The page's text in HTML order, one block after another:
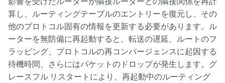
算し、ルーティングテーブルのエントリーを復元し、その
他のプロトコル固有の情報を更新する必要があります。ル
ーターを無防備に再起動すると、転送の遅延、ルートのフ
ラッピング、プロトコルの再コンバージェンスに起因する
待機時間、さらにはパケットのドロップが発生します。グ
レースフル リスタートにより、再起動中のルーティング